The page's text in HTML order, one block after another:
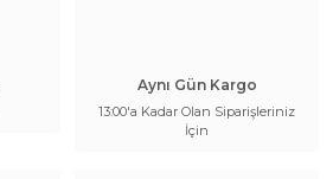
Aynı Gün Kargo
13:00'a Kadar Olan Siparişleriniz
İçin